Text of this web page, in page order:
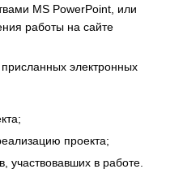
MS PowerPoint, или
работы на сайте
электронных
проекта;
участвовавших в работе.